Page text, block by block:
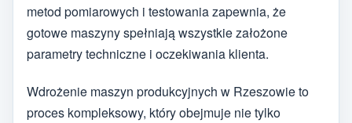
metod pomiarowych i testowania zapewnia, że
gotowe maszyny spełniają wszystkie założone
parametry techniczne i oczekiwania klienta.
Wdrożenie maszyn produkcyjnych w Rzeszowie to
proces kompleksowy, który obejmuje nie tylko